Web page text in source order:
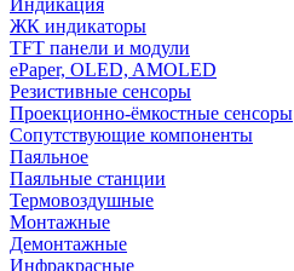
Индикация
ЖК индикаторы
TFT панели и модули
ePaper, OLED, AMOLED
Резистивные сенсоры
Проекционно-ёмкостные сенсоры
Сопутствующие компоненты
Паяльное
Паяльные станции
Термовоздушные
Монтажные
Демонтажные
Инфракрасные